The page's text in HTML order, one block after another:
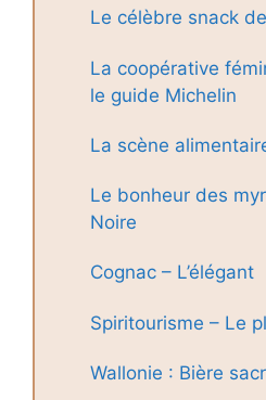
Le célèbre snack
La coopérative
le guide Michelin
La scène
Le bonheur des
Noire
Cognac – L’élégant
Spiritourisme – Le
Wallonie : Bière